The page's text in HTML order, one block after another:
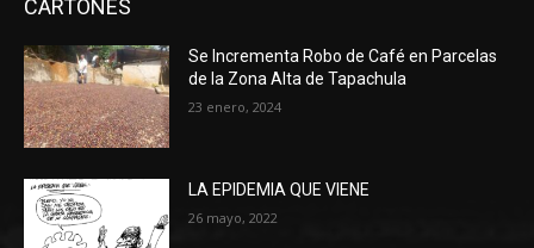
CARTONES
Se Incrementa Robo de Café en Parcelas
de la Zona Alta de Tapachula
23 enero, 2024
LA EPIDEMIA QUE VIENE
26 mayo, 2022